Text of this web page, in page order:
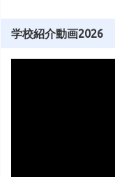
学校紹介動画2026